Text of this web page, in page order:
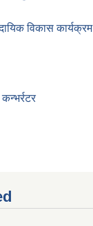
विकास कार्यक्रम